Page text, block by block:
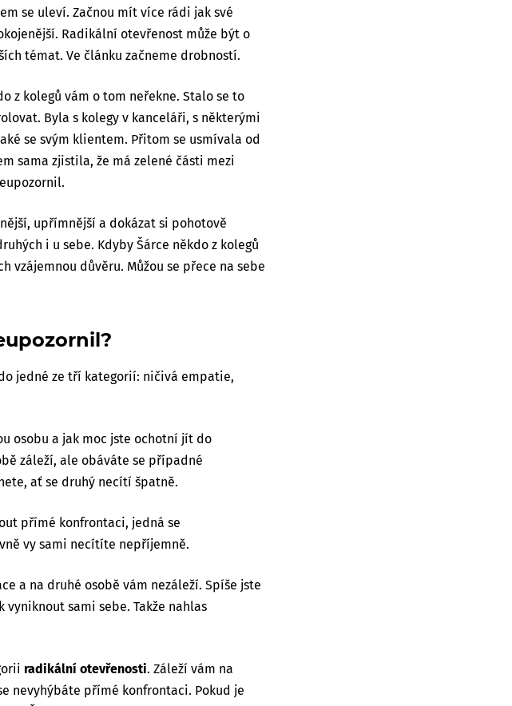
se uleví. Začnou mít více rádi jak své
Radikální otevřenost může být o
témat. Ve článku začneme drobností.
z kolegů vám o tom neřekne. Stalo se to
Byla s kolegy v kanceláři, s některými
se svým klientem. Přitom se usmívala od
sama zjistila, že má zelené části mezi
upřímnější a dokázat si pohotově
i u sebe. Kdyby Šárce někdo z kolegů
důvěru. Můžou se přece na sebe
jedné ze tří kategorií: ničivá empatie,
osobu a jak moc jste ochotní jít do
záleží, ale obáváte se případné
ať se druhý necítí špatně.
přímé konfrontaci, jedná se
vy sami necítíte nepříjemně.
a na druhé osobě vám nezáleží. Spíše jste
sami sebe. Takže nahlas
radikální otevřenosti. Záleží vám na
nevyhýbáte přímé konfrontaci. Pokud je